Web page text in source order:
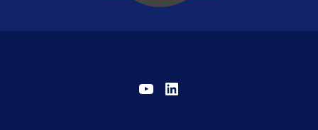
YouTube LinkedIn